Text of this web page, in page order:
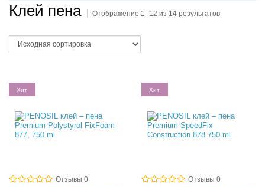
Клей пена Отображение 1–12 из 14 результатов
Хит
Отзывы 0
Хит
Отзывы 0